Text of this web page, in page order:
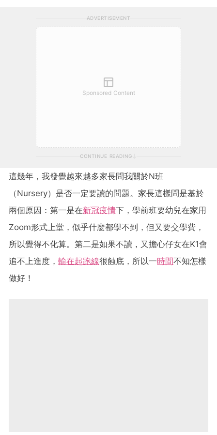
有専欄刊豋在各大報章雜誌，著作有《2020質優免費幼稚園》、
《2020小學升學一本通》、《不一樣的家長》等二十八本。
ADVERTISEMENT
Sponsored Content
CONTINUE READING
這幾年，我發覺越來越多家長問我關於N班
（Nursery）是否一定要讀的問題。家長這樣問是基於
兩個原因：第一是在新冠疫情下，學前班要幼兒在家用
Zoom形式上堂，似乎什麼都學不到，但又要交學費，
所以覺得不化算。第二是如果不讀，又擔心仔女在K1會
追不上進度， 輸在起跑線很蝕底，所以一時間不知怎樣
做好！